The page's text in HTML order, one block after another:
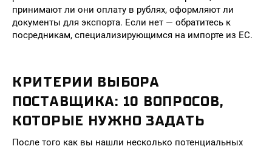
принимают ли они оплату в рублях, оформляют ли
документы для экспорта. Если нет — обратитесь к
посредникам, специализирующимся на импорте из ЕС.
КРИТЕРИИ ВЫБОРА
ПОСТАВЩИКА: 10 ВОПРОСОВ,
КОТОРЫЕ НУЖНО ЗАДАТЬ
После того как вы нашли несколько потенциальных